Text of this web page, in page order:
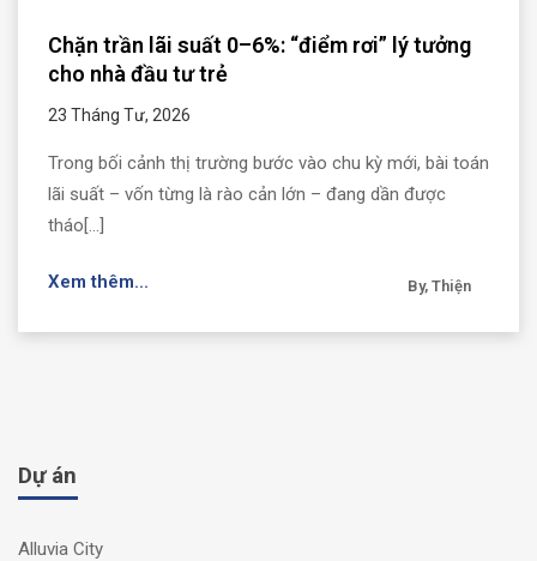
Chặn trần lãi suất 0–6%: “điểm rơi” lý tưởng
cho nhà đầu tư trẻ
23 Tháng Tư, 2026
Trong bối cảnh thị trường bước vào chu kỳ mới, bài toán
lãi suất – vốn từng là rào cản lớn – đang dần được
tháo[...]
Xem thêm... By, Thiện
Dự án
Alluvia City